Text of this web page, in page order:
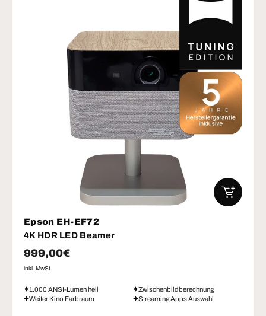
Epson EH-EF72
4K HDR LED Beamer
Normaler Preis
999,00€
inkl. MwSt.
1.000 ANSI-Lumen hell
Zwischenbildberechnung
Weiter Kino Farbraum
Streaming Apps Auswahl
IN DEN